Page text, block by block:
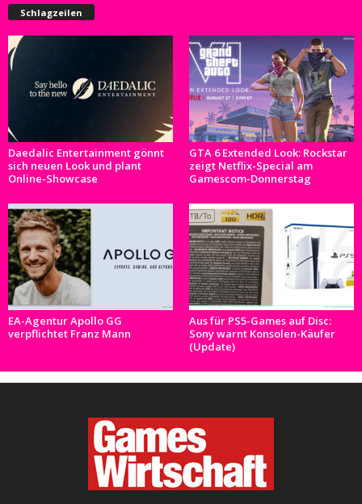
Schlagzeilen
Daedalic Entertainment gönnt
sich neuen Look und plant
Online-Showcase
GTA 6 Extended Look: Rockstar
zeigt Netflix-Special am
Gamescom-Donnerstag
EA-Agentur Apollo GG
verpflichtet Franz Mann
Aus für PS5-Games auf Disc:
Sony warnt Konsolen-Käufer
(Update)